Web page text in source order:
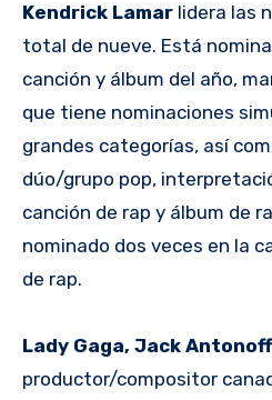
Kendrick Lamar lidera las
total de nueve. Está
canción y álbum del año,
que tiene nominaciones
grandes categorías, así
dúo/grupo pop,
canción de rap y álbum de
nominado dos veces en la
de rap.
Lady Gaga, Jack Antonoff
productor/compositor